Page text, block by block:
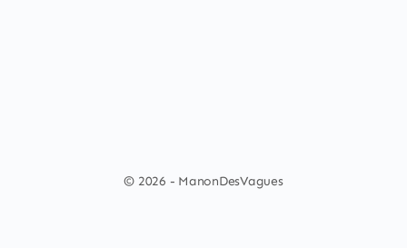
© 2026 - ManonDesVagues